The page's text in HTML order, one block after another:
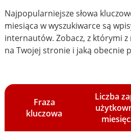
Najpopularniejsze słowa
miesiąca w wyszukiwarce są
internautów. Zobacz, z którymi
na Twojej stronie i jaką obecnie
Fraza
kluczowa
Liczba